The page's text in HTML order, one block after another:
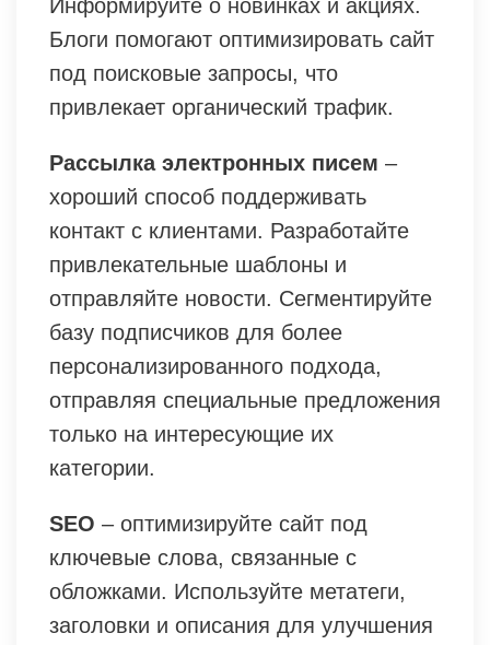
Информируйте о новинках и акциях.
Блоги помогают оптимизировать сайт
под поисковые запросы, что
привлекает органический трафик.
Рассылка электронных писем –
хороший способ поддерживать
контакт с клиентами. Разработайте
привлекательные шаблоны и
отправляйте новости. Сегментируйте
базу подписчиков для более
персонализированного подхода,
отправляя специальные предложения
только на интересующие их
категории.
SEO – оптимизируйте сайт под
ключевые слова, связанные с
обложками. Используйте метатеги,
заголовки и описания для улучшения